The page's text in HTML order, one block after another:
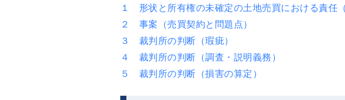
１ 形状と所有権の未確定の土地売買における責任（
２ 事案（売買契約と問題点）
３ 裁判所の判断（瑕疵）
４ 裁判所の判断（調査・説明義務）
５ 裁判所の判断（損害の算定）